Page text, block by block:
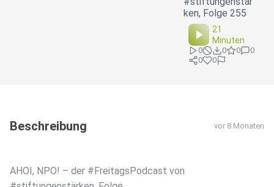
ken, Folge 255
21
Minuten
0 0 0
0
0
0
Beschreibung vor 8 Monaten
AHOI, NPO! – der #FreitagsPodcast von